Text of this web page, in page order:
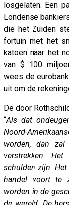
losgelaten. Een
Londense
die het Zuiden
fortuin met het
katoen naar het
van $ 100
wees de
uit om de
De door
“Als dat
Noord-
worden, dan
verstrekken.
schulden zijn.
handel voort te
worden in de